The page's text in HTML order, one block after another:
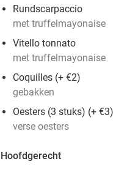
Rundscarpaccio
met truffelmayonaise
Vitello tonnato
met truffelmayonaise
Coquilles (+ €2)
gebakken
Oesters (3 stuks) (+ €3)
verse oesters
Hoofdgerecht